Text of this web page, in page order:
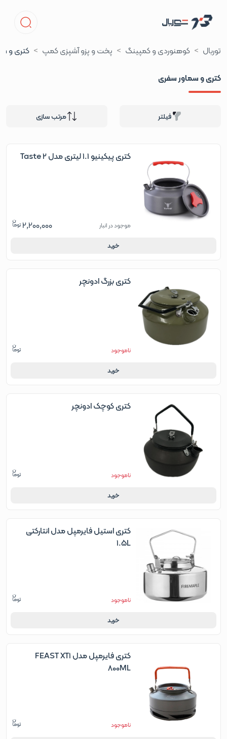
توربال کوهنوردی و کمپینگ پخت و پزو آشپزی کمپ
کتری و
کتری و سماور سفری
فیلتر مرتب سازی
کتری پیکینیو 1.1 لیتری مدل Taste 2
موجود در انبار 2,200,000
خرید
کتری بزرگ ادونچر
ناموجود
خرید
کتری کوچک ادونچر
ناموجود
خرید
کتری استیل فایرمپل مدل انتارکتی
1.5L
ناموجود
خرید
کتری فایرمپل مدل FEAST XT1
800ML
ناموجود